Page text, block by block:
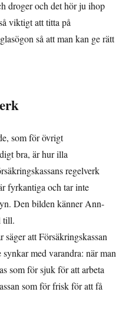
droger och det hör ju ihop
viktigt att titta på
så att man kan ge rätt
som för övrigt
bra, är hur illa
regelverk
fyrkantiga och tar inte
Den bilden känner Ann-
till.
att Försäkringskassan
med varandra: när man
som för sjuk för att arbeta
som för frisk för att få